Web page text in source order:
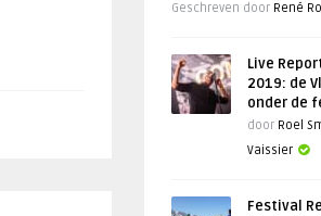
Geschreven door René
Live
2019: de
onder de
door Roel
Vaissier
Festival